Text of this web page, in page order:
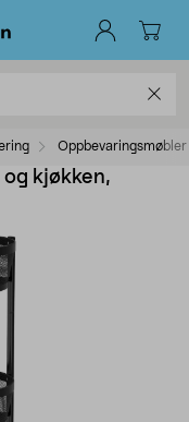
Oppbevaringsmøbler
kjøkken,